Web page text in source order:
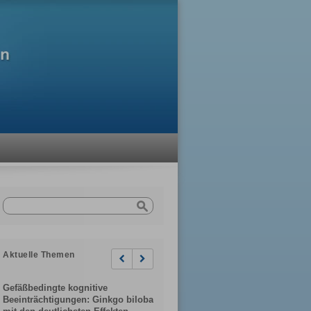
Aktuelle Themen Previous
Gefäßbedingte kognitive
Beeinträchtigungen: Ginkgo biloba